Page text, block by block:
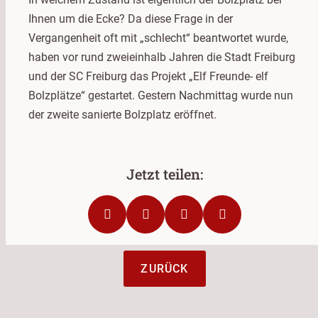
Ihnen um die Ecke? Da diese Frage in der
Vergangenheit oft mit „schlecht“ beantwortet wurde,
haben vor rund zweieinhalb Jahren die Stadt Freiburg
und der SC Freiburg das Projekt „Elf Freunde- elf
Bolzplätze“ gestartet. Gestern Nachmittag wurde nun
der zweite sanierte Bolzplatz eröffnet.
ZURÜCK